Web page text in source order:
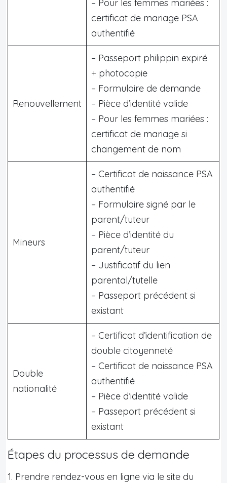
– Pour les femmes mariées :
certificat de mariage PSA
authentifié
Renouvellement
– Passeport philippin expiré
+ photocopie
– Formulaire de demande
– Pièce d’identité valide
– Pour les femmes mariées :
certificat de mariage si
changement de nom
Mineurs
– Certificat de naissance PSA
authentifié
– Formulaire signé par le
parent/tuteur
– Pièce d’identité du
parent/tuteur
– Justificatif du lien
parental/tutelle
– Passeport précédent si
existant
Double
nationalité
– Certificat d’identification de
double citoyenneté
– Certificat de naissance PSA
authentifié
– Pièce d’identité valide
– Passeport précédent si
existant
Étapes du processus de demande
1. Prendre rendez-vous en ligne via le site du